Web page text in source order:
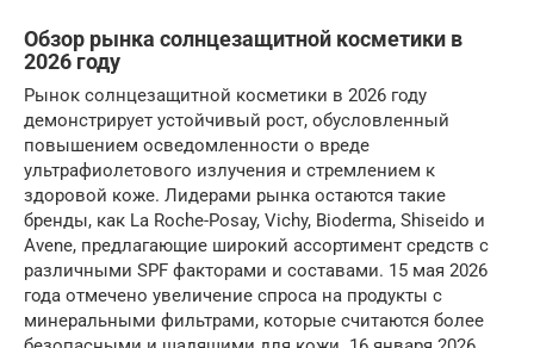
Обзор рынка солнцезащитной косметики в
2026 году
Рынок солнцезащитной косметики в 2026 году
демонстрирует устойчивый рост, обусловленный
повышением осведомленности о вреде
ультрафиолетового излучения и стремлением к
здоровой коже. Лидерами рынка остаются такие
бренды, как La Roche-Posay, Vichy, Bioderma, Shiseido и
Avene, предлагающие широкий ассортимент средств с
различными SPF факторами и составами. 15 мая 2026
года отмечено увеличение спроса на продукты с
минеральными фильтрами, которые считаются более